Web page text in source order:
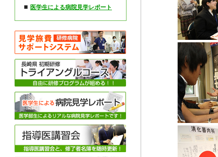
■ 医学生による病院見学レポート